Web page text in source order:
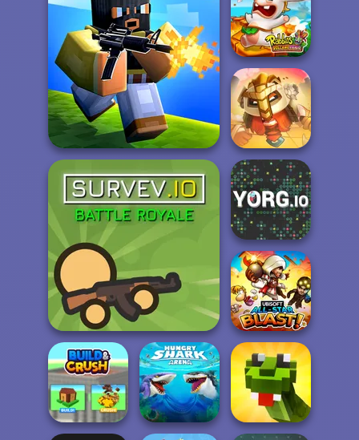
Veck.io
Poxel.io
Survev.io
Idle Miner Space
Rush
Rabbids Volcano
Panic
For Honor
Warriors io
YORG.io
All-Star Blast!